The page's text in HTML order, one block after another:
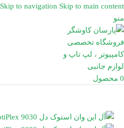
Skip to navigation Skip to main content
منو
0 محصول